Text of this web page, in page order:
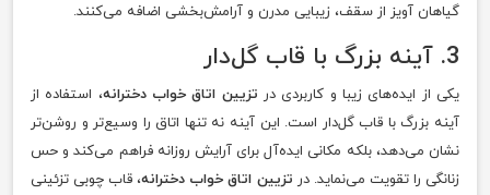
گیاهان آویز از سقف، زیبایی مدرن و آرامش‌بخشی اضافه می‌کنند.
3. آینه بزرگ با قاب گل‌دار
یکی از ایده‌های زیبا و کاربردی در تزیین اتاق خواب دخترانه، استفاده از
آینه بزرگ با قاب گل‌دار است. این آینه نه تنها اتاق را وسیع‌تر و روشن‌تر
نشان می‌دهد، بلکه مکانی ایده‌آل برای آرایش روزانه فراهم می‌کند و حس
زنانگی را تقویت می‌نماید. در تزیین اتاق خواب دخترانه، قاب چوبی تزئینی